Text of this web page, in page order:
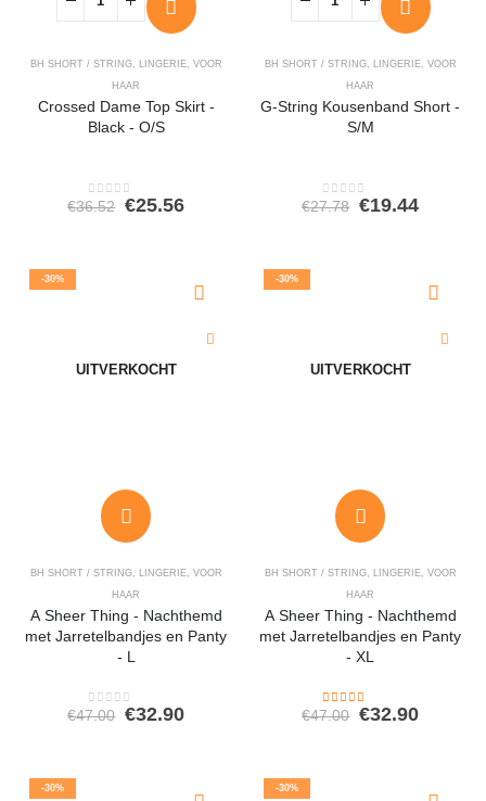
BH SHORT / STRING, LINGERIE, VOOR
HAAR
Crossed Dame Top Skirt -
Black - O/S
0out of 5
€36.52 Oorspronkelijke
€25.56Huidige
BH SHORT / STRING, LINGERIE, VOOR
HAAR
G-String Kousenband Short -
S/M
0out of 5
€27.78 €19.44
-30%
UITVERKOCHT
BH SHORT / STRING, LINGERIE, VOOR
HAAR
A Sheer Thing - Nachthemd
met Jarretelbandjes en Panty
- L
0out of 5
€47.00 Oorspronkelijke
€32.90Huidige
-30%
UITVERKOCHT
BH SHORT / STRING, LINGERIE, VOOR
HAAR
A Sheer Thing - Nachthemd
met Jarretelbandjes en Panty
- XL
4.00out of 5
€47.00 €32.90
-30% -30%